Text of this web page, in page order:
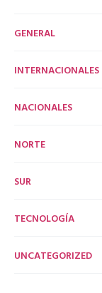
GENERAL
INTERNACIONALES
NACIONALES
NORTE
SUR
TECNOLOGÍA
UNCATEGORIZED